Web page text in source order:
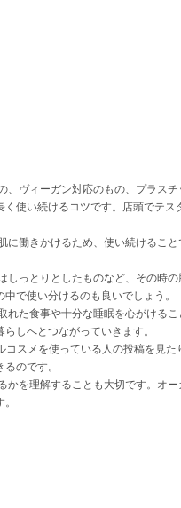
ヴィーガン対応のもの、プラス
使い続けるコツです。店頭でテス
働きかけるため、使い続けるこ
っとりとしたものなど、その時
で使い分けるのも良いでしょう。
た食事や十分な睡眠を心がける
しへとつながっていきます。
スメを使っている人の投稿を見
のです。
を理解することも大切です。オ